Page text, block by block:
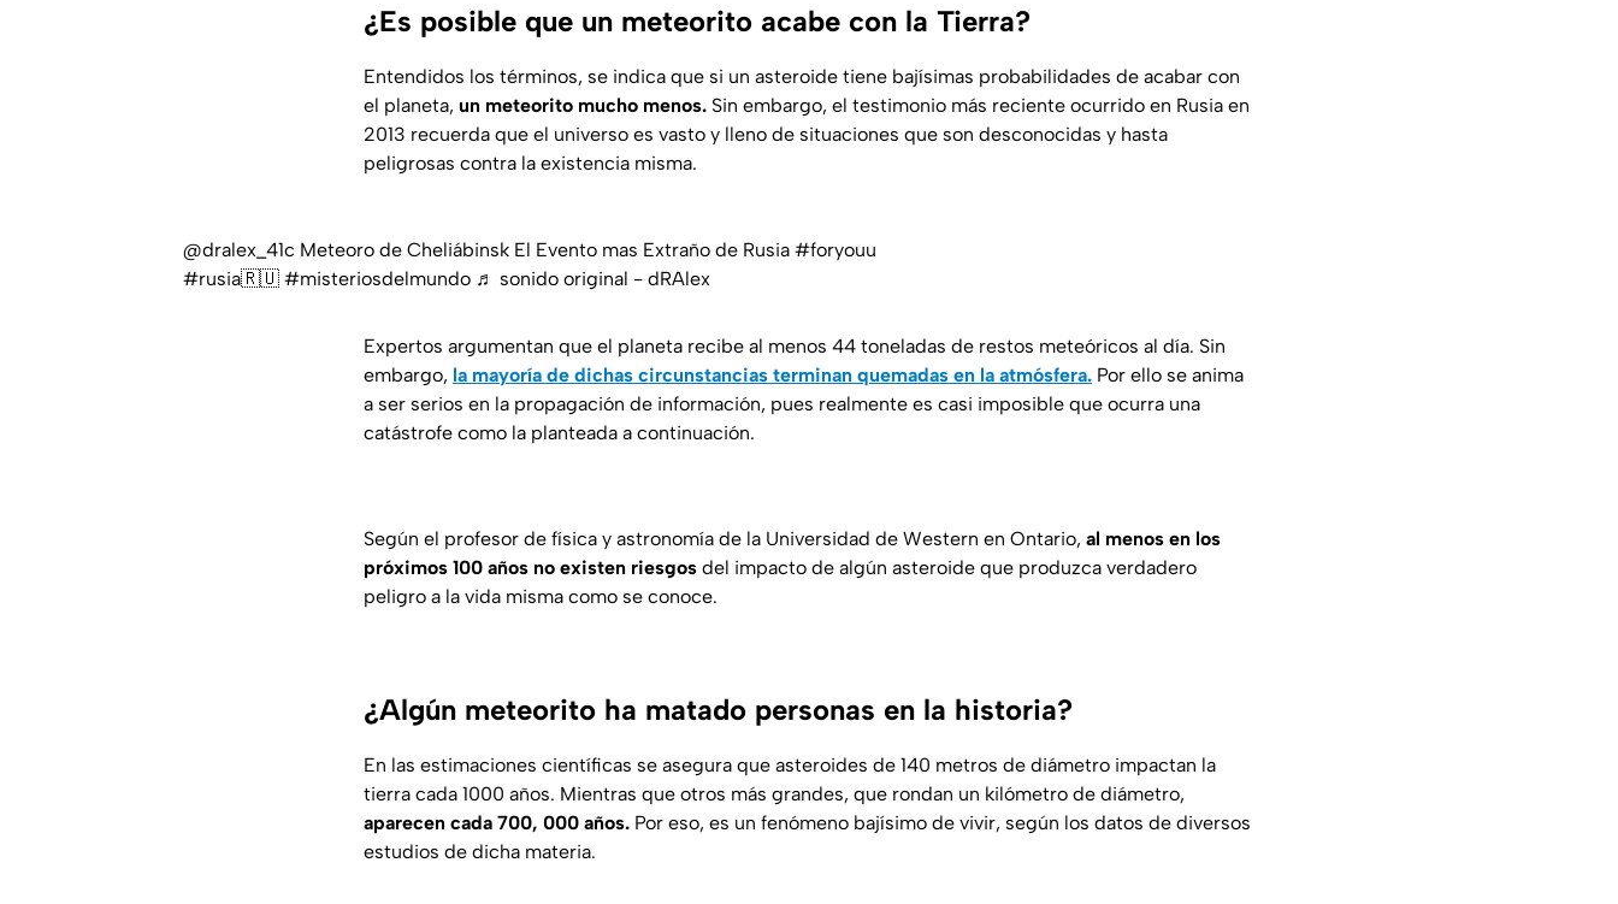
¿Es posible que un meteorito acabe con la Tierra?
Entendidos los términos, se indica que si un asteroide tiene bajísimas probabilidades de acabar con
el planeta, un meteorito mucho menos. Sin embargo, el testimonio más reciente ocurrido en Rusia en
2013 recuerda que el universo es vasto y lleno de situaciones que son desconocidas y hasta
peligrosas contra la existencia misma.
@dralex_41c Meteoro de Cheliábinsk El Evento mas Extraño de Rusia #foryouu
#rusia🇷🇺 #misteriosdelmundo ♬ sonido original - dRAlex
Expertos argumentan que el planeta recibe al menos 44 toneladas de restos meteóricos al día. Sin
embargo, la mayoría de dichas circunstancias terminan quemadas en la atmósfera. Por ello se anima
a ser serios en la propagación de información, pues realmente es casi imposible que ocurra una
catástrofe como la planteada a continuación.
Según el profesor de física y astronomía de la Universidad de Western en Ontario, al menos en los
próximos 100 años no existen riesgos del impacto de algún asteroide que produzca verdadero
peligro a la vida misma como se conoce.
¿Algún meteorito ha matado personas en la historia?
En las estimaciones científicas se asegura que asteroides de 140 metros de diámetro impactan la
tierra cada 1000 años. Mientras que otros más grandes, que rondan un kilómetro de diámetro,
aparecen cada 700, 000 años. Por eso, es un fenómeno bajísimo de vivir, según los datos de diversos
estudios de dicha materia.